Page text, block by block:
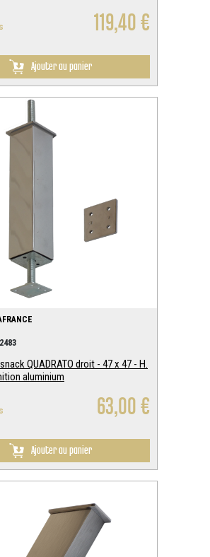
119,40 €
Ajouter au panier
QUADRATO droit - 47 x 47 - H.
aluminium
63,00 €
Ajouter au panier